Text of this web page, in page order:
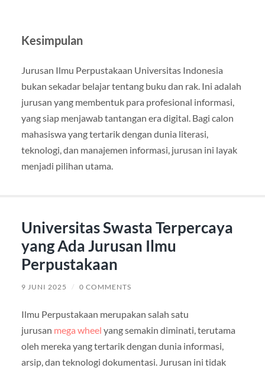
Kesimpulan
Jurusan Ilmu Perpustakaan Universitas Indonesia
bukan sekadar belajar tentang buku dan rak. Ini adalah
jurusan yang membentuk para profesional informasi,
yang siap menjawab tantangan era digital. Bagi calon
mahasiswa yang tertarik dengan dunia literasi,
teknologi, dan manajemen informasi, jurusan ini layak
menjadi pilihan utama.
Universitas Swasta Terpercaya
yang Ada Jurusan Ilmu
Perpustakaan
9 JUNI 2025 / 0 COMMENTS
Ilmu Perpustakaan merupakan salah satu
jurusan mega wheel yang semakin diminati, terutama
oleh mereka yang tertarik dengan dunia informasi,
arsip, dan teknologi dokumentasi. Jurusan ini tidak